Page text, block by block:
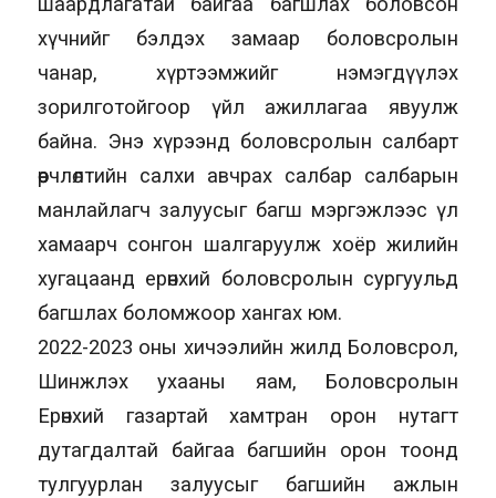
хүчнийг бэлдэх замаар боловсролын
чанар, хүртээмжийг нэмэгдүүлэх
зорилготойгоор үйл ажиллагаа явуулж
байна. Энэ хүрээнд боловсролын салбарт
өөрчлөлтийн салхи авчрах салбар салбарын
манлайлагч залуусыг багш мэргэжлээс үл
хамаарч сонгон шалгаруулж хоёр жилийн
хугацаанд ерөнхий боловсролын сургуульд
багшлах боломжоор хангах юм.
2022-2023 оны хичээлийн жилд Боловсрол,
Шинжлэх ухааны яам, Боловсролын
Ерөнхий газартай хамтран орон нутагт
дутагдалтай байгаа багшийн орон тоонд
тулгуурлан залуусыг багшийн ажлын